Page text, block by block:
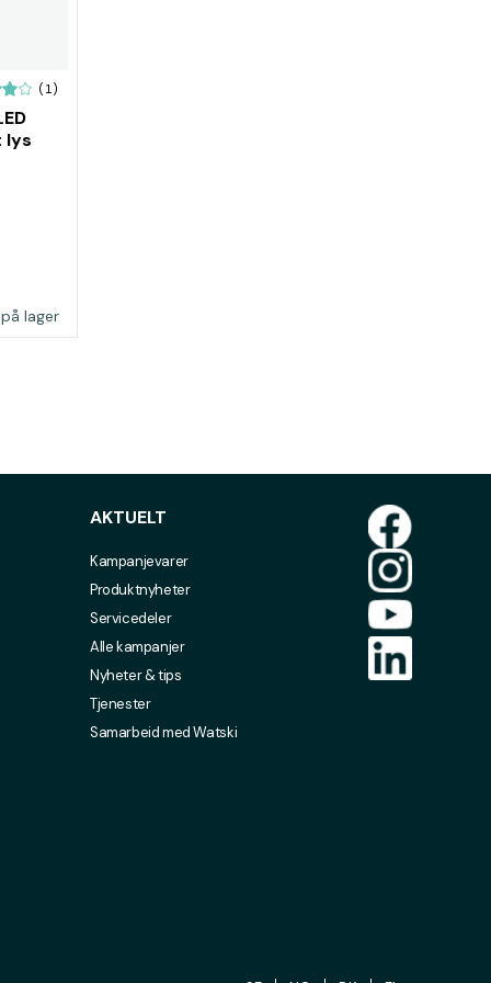
(1)
lys
lager
AKTUELT
Kampanjevarer
Produktnyheter
Servicedeler
Alle kampanjer
Nyheter & tips
Tjenester
Samarbeid med Watski